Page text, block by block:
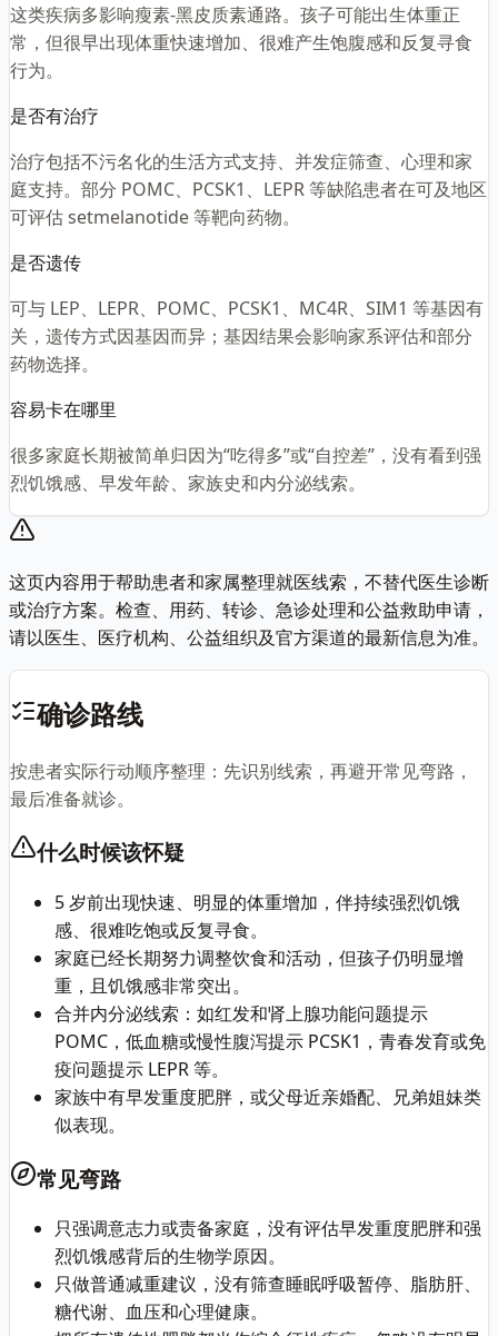
这类疾病多影响瘦素-黑皮质素通路。孩子可能出生体重正
常，但很早出现体重快速增加、很难产生饱腹感和反复寻食
行为。
是否有治疗
治疗包括不污名化的生活方式支持、并发症筛查、心理和家
庭支持。部分 POMC、PCSK1、LEPR 等缺陷患者在可及地区
可评估 setmelanotide 等靶向药物。
是否遗传
可与 LEP、LEPR、POMC、PCSK1、MC4R、SIM1 等基因有
关，遗传方式因基因而异；基因结果会影响家系评估和部分
药物选择。
容易卡在哪里
很多家庭长期被简单归因为“吃得多”或“自控差”，没有看到强
烈饥饿感、早发年龄、家族史和内分泌线索。
这页内容用于帮助患者和家属整理就医线索，不替代医生诊断
或治疗方案。检查、用药、转诊、急诊处理和公益救助申请，
请以医生、医疗机构、公益组织及官方渠道的最新信息为准。
确诊路线
按患者实际行动顺序整理：先识别线索，再避开常见弯路，
最后准备就诊。
什么时候该怀疑
5 岁前出现快速、明显的体重增加，伴持续强烈饥饿
感、很难吃饱或反复寻食。
家庭已经长期努力调整饮食和活动，但孩子仍明显增
重，且饥饿感非常突出。
合并内分泌线索：如红发和肾上腺功能问题提示
POMC，低血糖或慢性腹泻提示 PCSK1，青春发育或免
疫问题提示 LEPR 等。
家族中有早发重度肥胖，或父母近亲婚配、兄弟姐妹类
似表现。
常见弯路
只强调意志力或责备家庭，没有评估早发重度肥胖和强
烈饥饿感背后的生物学原因。
只做普通减重建议，没有筛查睡眠呼吸暂停、脂肪肝、
糖代谢、血压和心理健康。